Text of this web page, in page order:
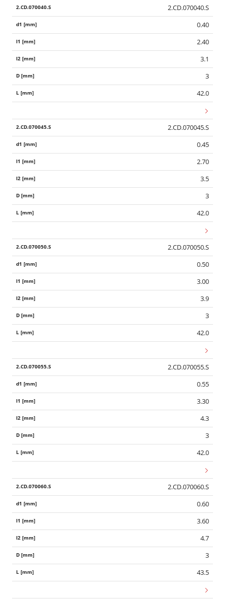
2.CD.070040.S
0.40
2.40
3.1
3
42.0
2.CD.070045.S
0.45
2.70
3.5
3
42.0
2.CD.070050.S
0.50
3.00
3.9
3
42.0
2.CD.070055.S
0.55
3.30
4.3
3
42.0
2.CD.070060.S
0.60
3.60
4.7
3
43.5